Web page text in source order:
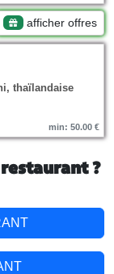
afficher offres
thaïlandaise
min: 50.00 €
?